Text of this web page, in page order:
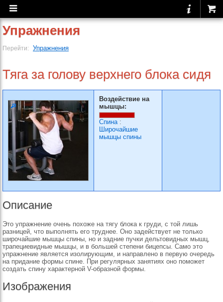
Упражнения
Перейти: Упражнения
Тяга за голову верхнего блока сидя
Воздействие на
мышцы:
Спина:
Широчайшие
мышцы спины
Описание
Это упражнение очень похоже на тягу блока к груди, с той лишь
разницей, что выполнять его труднее. Оно задействует не только
широчайшие мышцы спины, но и задние пучки дельтовидных мышц,
трапециевидные мышцы, и в большей степени бицепсы. Само это
упражнение является изолирующим, и направлено в первую очередь
на придание формы спине. При регулярных занятиях оно поможет
создать спину характерной V-образной формы.
Изображения